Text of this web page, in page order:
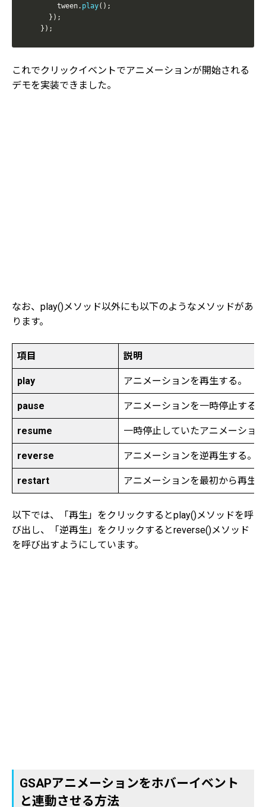
    tween
. play( ) ;
} ) ;
} ) ;
これでクリックイベントでアニメーションが開始される
デモを実装できました。
なお、play()メソッド以外にも以下のようなメソッドがあ
ります。
項目 説明
play アニメーションを再生する。
pause アニメーションを一時停止する。
resume 一時停止していたアニメーショ
reverse アニメーションを逆再生する。
restart アニメーションを最初から再生
以下では、「再生」をクリックするとplay()メソッドを呼
び出し、「逆再生」をクリックするとreverse()メソッド
を呼び出すようにしています。
GSAPアニメーションをホバーイベント
と連動させる方法